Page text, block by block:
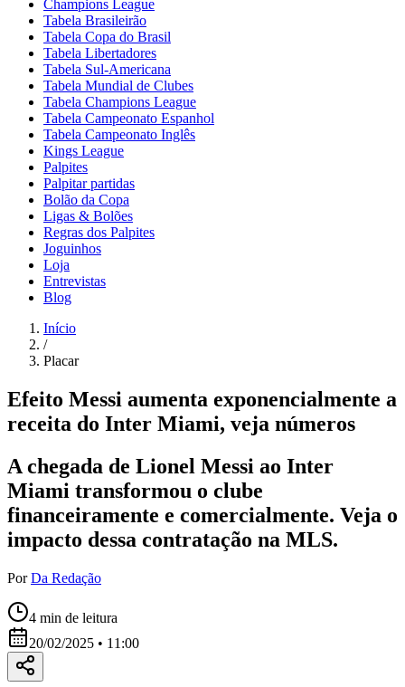
Champions League
Tabela Brasileirão
Tabela Copa do Brasil
Tabela Libertadores
Tabela Sul-Americana
Tabela Mundial de Clubes
Tabela Champions League
Tabela Campeonato Espanhol
Tabela Campeonato Inglês
Kings League
Palpites
Palpitar partidas
Bolão da Copa
Ligas & Bolões
Regras dos Palpites
Joguinhos
Loja
Entrevistas
Blog
Início
/
Placar
Efeito Messi aumenta exponencialmente a
receita do Inter Miami, veja números
A chegada de Lionel Messi ao Inter
Miami transformou o clube
financeiramente e comercialmente. Veja o
impacto dessa contratação na MLS.
Por Da Redação
4 min de leitura
20/02/2025 • 11:00